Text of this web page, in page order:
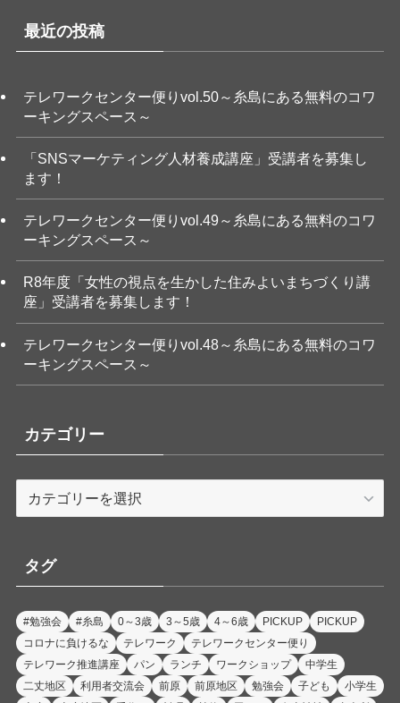
最近の投稿
テレワークセンター便りvol.50～糸島にある無料のコワ
ーキングスペース～
「SNSマーケティング人材養成講座」受講者を募集し
ます！
テレワークセンター便りvol.49～糸島にある無料のコワ
ーキングスペース～
R8年度「女性の視点を生かした住みよいまちづくり講
座」受講者を募集します！
テレワークセンター便りvol.48～糸島にある無料のコワ
ーキングスペース～
カテゴリー
ー
タグ
#勉強会 #糸島 0～3歳 3～5歳 4～6歳 PICKUP
PICKUP
コロナに負けるな
テレワーク
テレワークセンター便り
テレワーク推進講座
パン ランチ ワークショップ
中学生
二丈地区
利用者交流会 前原 前原地区 勉強会 子ども
小学生